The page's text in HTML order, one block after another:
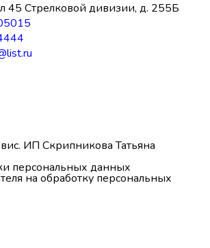
45 Стрелковой дивизии, д. 255Б
ИП Скрипникова Татьяна
персональных данных
на обработку персональных